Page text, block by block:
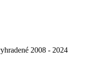
2008 - 2024